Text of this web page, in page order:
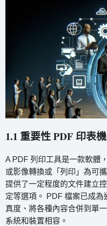
1.1 重要性 PDF 印表
A PDF 列印工具是一款軟體
或影像轉換或「列印」為可
提供了一定程度的文件建立
定等選項。 PDF 檔案已成
真度、將各種內容合併到單
系統和裝置相容。